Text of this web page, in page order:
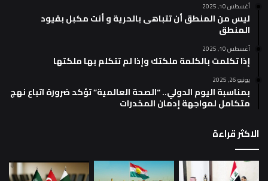
أغسطس 10, 2025
ليس من المنطق أن تتباهى بالحرية و أنت مكبل بقيود
المنطق
أغسطس 10, 2025
إذا تكلمت بالكلمة ملكتك وإذا لم تتكلم بها ملكتها
يونيو 26, 2025
بمناسبة اليوم الدولي.. “الصحة العالمية” تؤكد ضرورة اتباع نهج
متكامل لمواجهة إدمان المخدرات
الاكثر قراءة